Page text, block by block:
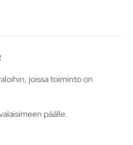
joissa toiminto on
päälle.